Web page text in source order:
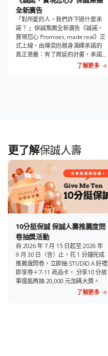
全新廣告
「對所愛的人，我們許下過什麼承
諾？ 」保誠集團全新廣告《誠諾，
實現您心 Promises, made real》正
式上線，由陳奕迅親身演繹承諾的
真正意義：有了周延的計畫，承諾
了解更多
更了解保誠人壽
10分挺保誠 保誠人壽推薦度問
卷抽獎活動
自 2026 年 7 月 15 日起至 2026 年
9 月 30 日（含）止，花 1 分鐘完成
推薦度問卷，立即抽 STUDIO A 好禮
即享券＋7-11 商品卡， 分享10 分故
事還能再抽 20,000 元加碼大獎。
了解更多